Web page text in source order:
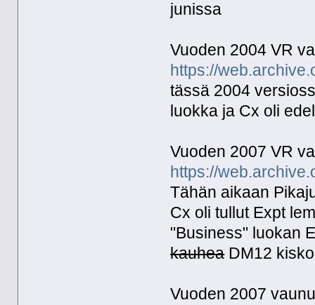
junissa
Vuoden 2004 VR
https://
tässä 2004
luokka ja Cx oli
Vuoden 2007 VR
https://
Tähän aikaan
Cx oli tullut Expt
"Business" luokan
kauheaDM12
Vuoden 2007